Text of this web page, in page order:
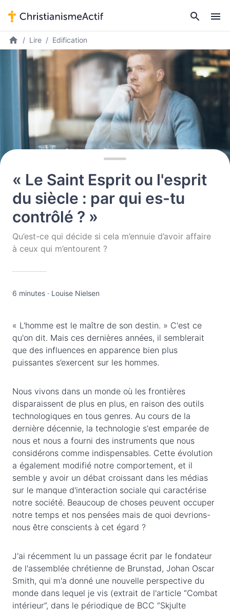
Lire Edification
« Le Saint Esprit ou l'esprit
du siècle : par qui es-tu
contrôlé ? »
Qu’est-ce qui décide si cela m’ennuie d’avoir affaire
à ceux qui m’entourent ?
6 minutes · Louise Nielsen
« L'homme est le maître de son destin. » C'est ce
qu'on dit. Mais ces dernières années, il semblerait
que des influences en apparence bien plus
puissantes s’exercent sur les hommes.
Nous vivons dans un monde où les frontières
disparaissent de plus en plus, en raison des outils
technologiques en tous genres. Au cours de la
dernière décennie, la technologie s'est emparée de
nous et nous a fourni des instruments que nous
considérons comme indispensables. Cette évolution
a également modifié notre comportement, et il
semble y avoir un débat croissant dans les médias
sur le manque d'interaction sociale qui caractérise
notre société. Beaucoup de choses peuvent occuper
notre temps et nos pensées mais de quoi devrions-
nous être conscients à cet égard ?
J'ai récemment lu un passage écrit par le fondateur
de l'assemblée chrétienne de Brunstad, Johan Oscar
Smith, qui m'a donné une nouvelle perspective du
monde dans lequel je vis (extrait de l'article “Combat
intérieur”, dans le périodique de BCC “Skjulte